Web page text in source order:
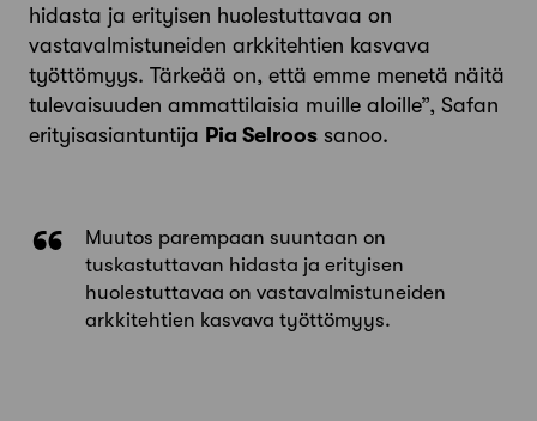
hidasta ja erityisen huolestuttavaa on
vastavalmistuneiden arkkitehtien kasvava
työttömyys. Tärkeää on, että emme menetä näitä
tulevaisuuden ammattilaisia muille aloille”, Safan
erityisasiantuntija Pia Selroos sanoo.
Muutos parempaan suuntaan on
tuskastuttavan hidasta ja erityisen
huolestuttavaa on vastavalmistuneiden
arkkitehtien kasvava työttömyys.